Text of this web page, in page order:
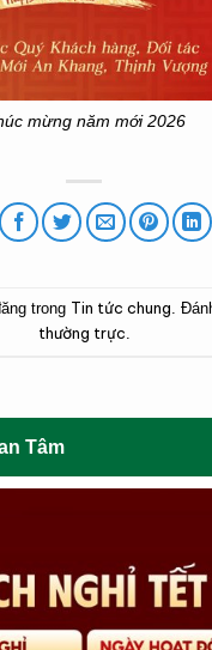
mừng năm mới 2026
trong Tin tức chung.
thường trực.
Tâm